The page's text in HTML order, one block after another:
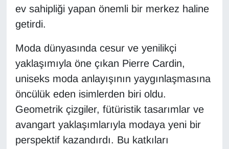
ev sahipliği yapan önemli bir merkez haline
getirdi.
Moda dünyasında cesur ve yenilikçi
yaklaşımıyla öne çıkan Pierre Cardin,
uniseks moda anlayışının yaygınlaşmasına
öncülük eden isimlerden biri oldu.
Geometrik çizgiler, fütüristik tasarımlar ve
avangart yaklaşımlarıyla modaya yeni bir
perspektif kazandırdı. Bu katkıları